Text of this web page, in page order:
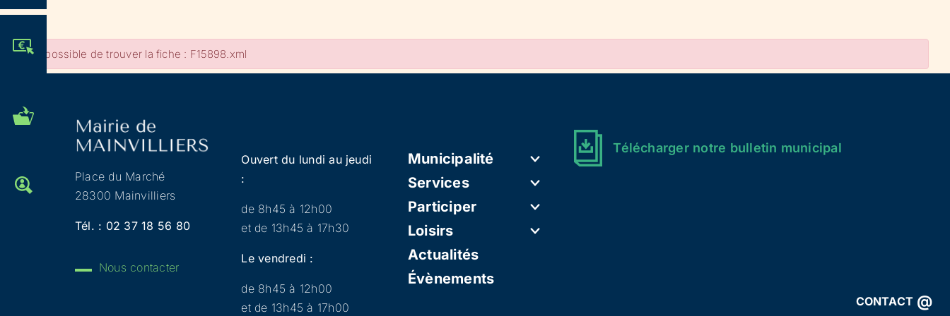
ADMINISTRATIVES
OFFRES D'EMPLOI
CONTACT @
Impossible de trouver la fiche : F15898.xml
Place du Marché
28300 Mainvilliers
Tél. : 02 37 18 56 80
Nous contacter
Ouvert du lundi au jeudi
:
de 8h45 à 12h00
et de 13h45 à 17h30
Le vendredi :
de 8h45 à 12h00
et de 13h45 à 17h00
Municipalité
Services
Participer
Loisirs
Actualités
Évènements
Télécharger notre bulletin municipal